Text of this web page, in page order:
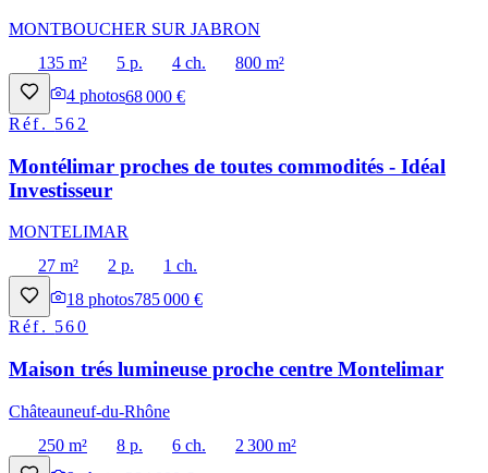
MONTBOUCHER SUR JABRON
135 m²
5 p. 4 ch.
800 m²
4 photos68 000 €
Réf. 562
Montélimar proches de toutes commodités - Idéal
Investisseur
MONTELIMAR
27 m²
2 p.
1 ch.
18 photos785 000 €
Réf. 560
Maison trés lumineuse proche centre Montelimar
Châteauneuf-du-Rhône
250 m²
8 p. 6 ch.
2 300 m²